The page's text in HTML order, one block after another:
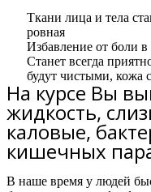
Ткани лица и тела
ровная
Избавление от боли в
Станет всегда
будут чистыми, кожа
На курсе Вы
жидкость,
каловые,
кишечных
В наше время у людей